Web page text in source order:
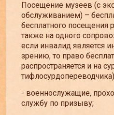
Посещение музеев (с
обслуживанием) –
бесплатного посещения
также на одного
если инвалид является
зрению, то право
распространяется и на
- военнослужащие,
службу по призыву;